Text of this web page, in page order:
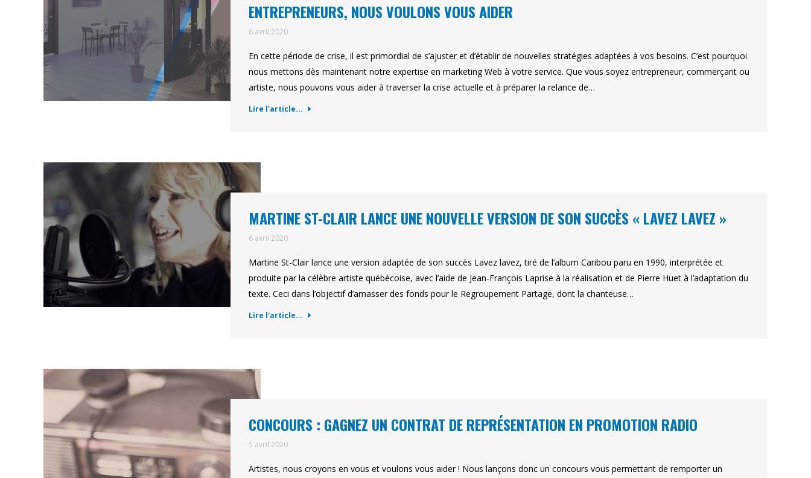
ENTREPRENEURS, NOUS VOULONS VOUS AIDER
6 avril 2020
En cette période de crise, il est primordial de s’ajuster et d’établir de nouvelles stratégies adaptées à vos besoins. C’est pourquoi
nous mettons dès maintenant notre expertise en marketing Web à votre service. Que vous soyez entrepreneur, commerçant ou
artiste, nous pouvons vous aider à traverser la crise actuelle et à préparer la relance de…
Lire l'article...
MARTINE ST-CLAIR LANCE UNE NOUVELLE VERSION DE SON SUCCÈS « LAVEZ LAVEZ »
6 avril 2020
Martine St-Clair lance une version adaptée de son succès Lavez lavez, tiré de l’album Caribou paru en 1990, interprétée et
produite par la célèbre artiste québécoise, avec l’aide de Jean-François Laprise à la réalisation et de Pierre Huet à l’adaptation du
texte. Ceci dans l’objectif d’amasser des fonds pour le Regroupement Partage, dont la chanteuse…
Lire l'article...
CONCOURS : GAGNEZ UN CONTRAT DE REPRÉSENTATION EN PROMOTION RADIO
5 avril 2020
Artistes, nous croyons en vous et voulons vous aider ! Nous lançons donc un concours vous permettant de remporter un